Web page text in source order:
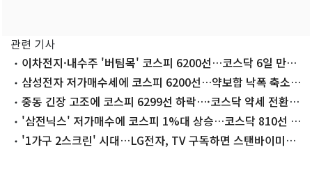
관련 기사
이차전지·내수주 '버팀목' 코스피 6200선…코스닥 6일 만에
내림세[시황종합]
삼성전자 저가매수세에 코스피 6200선…약보합 낙폭 축소
[장중시황]
중동 긴장 고조에 코스피 6299선 하락…·코스닥 약세 전환
[장중시황]
'삼전닉스' 저가매수에 코스피 1%대 상승…코스닥 810선 회
복[개장시황]
'1가구 2스크린' 시대…LG전자, TV 구독하면 스탠바이미2